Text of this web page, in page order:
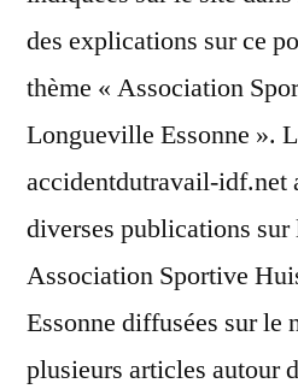
des explications sur ce
thème « Association
Longueville Essonne ».
accidentdutravail-idf.net
diverses publications sur
Association Sportive
Essonne diffusées sur le
plusieurs articles autour